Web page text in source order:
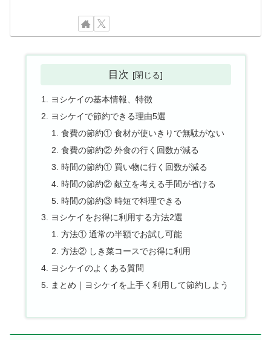
目次
ヨシケイの基本情報、特徴
ヨシケイで節約できる理由5選
食費の節約① 食材が使いきりで無駄がない
食費の節約② 外食の行く回数が減る
時間の節約① 買い物に行く回数が減る
時間の節約② 献立を考える手間が省ける
時間の節約③ 時短で料理できる
ヨシケイをお得に利用する方法2選
方法① 通常の半額でお試し可能
方法② しき菜コースでお得に利用
ヨシケイのよくある質問
まとめ｜ヨシケイを上手く利用して節約しよう